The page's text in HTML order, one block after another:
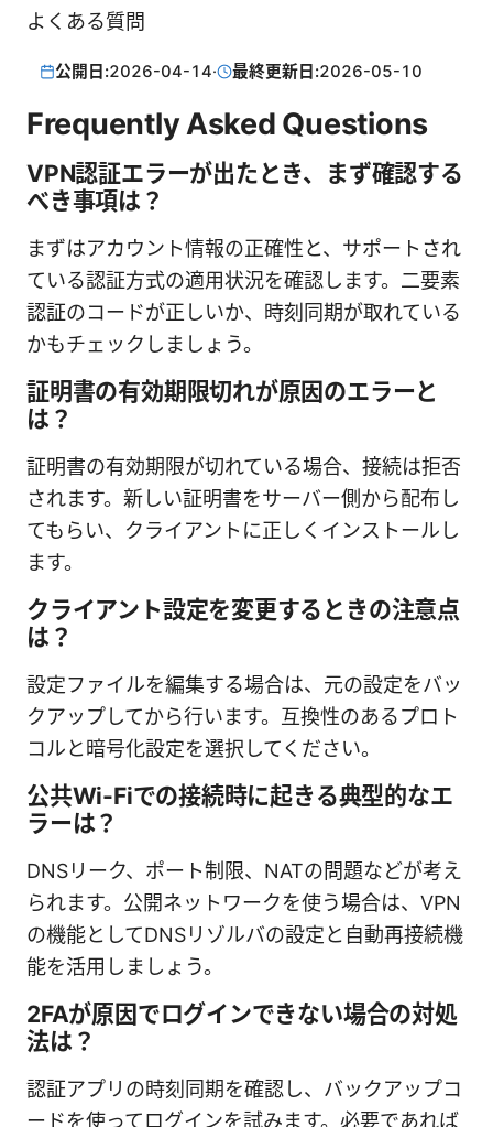
よくある質問
公開日:2026-04-14· 最終更新日:2026-05-10
Frequently Asked Questions
VPN認証エラーが出たとき、まず確認する
べき事項は？
まずはアカウント情報の正確性と、サポートされ
ている認証方式の適用状況を確認します。二要素
認証のコードが正しいか、時刻同期が取れている
かもチェックしましょう。
証明書の有効期限切れが原因のエラーと
は？
証明書の有効期限が切れている場合、接続は拒否
されます。新しい証明書をサーバー側から配布し
てもらい、クライアントに正しくインストールし
ます。
クライアント設定を変更するときの注意点
は？
設定ファイルを編集する場合は、元の設定をバッ
クアップしてから行います。互換性のあるプロト
コルと暗号化設定を選択してください。
公共Wi-Fiでの接続時に起きる典型的なエ
ラーは？
DNSリーク、ポート制限、NATの問題などが考え
られます。公開ネットワークを使う場合は、VPN
の機能としてDNSリゾルバの設定と自動再接続機
能を活用しましょう。
2FAが原因でログインできない場合の対処
法は？
認証アプリの時刻同期を確認し、バックアップコ
ードを使ってログインを試みます。必要であれば